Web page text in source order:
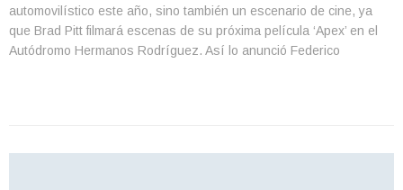
automovilístico este año, sino también un escenario de cine, ya
que Brad Pitt filmará escenas de su próxima película ‘Apex’ en el
Autódromo Hermanos Rodríguez. Así lo anunció Federico